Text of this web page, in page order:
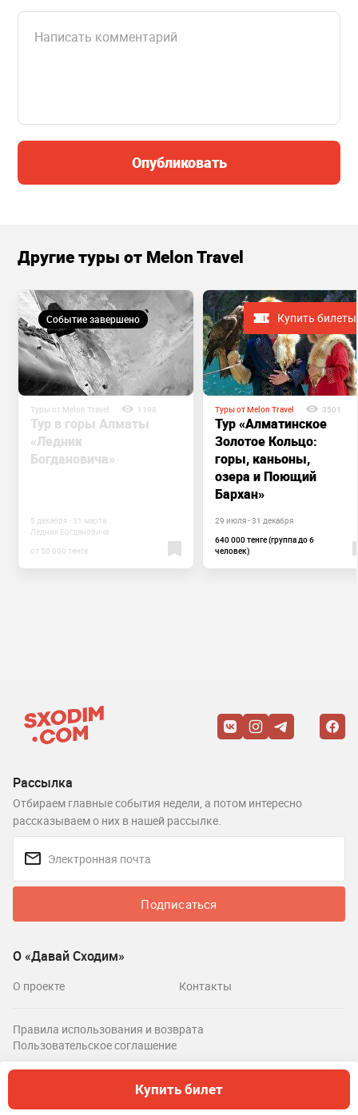
Купить билет
Опубликовать
Другие туры от Melon Travel
Событие завершено
Туры от Melon Travel 1198
Тур в горы Алматы
«Ледник
Богдановича»
5 декабря - 31 марта
Ледник Богдановича
от 50 000 тенге
Купить билеты
Туры от Melon Travel 3501
Тур «Алматинское
Золотое Кольцо:
горы, каньоны,
озера и Поющий
Бархан»
29 июля - 31 декабря
640 000 тенге (группа до 6
человек)
Рассылка
Отбираем главные события недели, а потом интересно
рассказываем о них в нашей рассылке.
Подписаться
О «Давай Сходим»
О проекте Контакты
Правила использования и возврата
Пользовательское соглашение
© Давай Сходим, 2026